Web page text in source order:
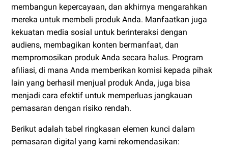
membangun kepercayaan, dan akhirnya mengarahkan
mereka untuk membeli produk Anda. Manfaatkan juga
kekuatan media sosial untuk berinteraksi dengan
audiens, membagikan konten bermanfaat, dan
mempromosikan produk Anda secara halus. Program
afiliasi, di mana Anda memberikan komisi kepada pihak
lain yang berhasil menjual produk Anda, juga bisa
menjadi cara efektif untuk memperluas jangkauan
pemasaran dengan risiko rendah.
Berikut adalah tabel ringkasan elemen kunci dalam
pemasaran digital yang kami rekomendasikan: